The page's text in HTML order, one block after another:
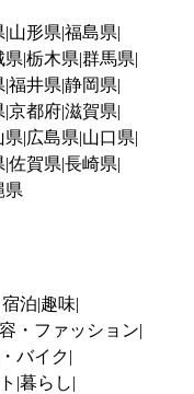
山形県 福島県
県 栃木県 群馬県
福井県 静岡県
京都府滋賀県
県 広島県 山口県
佐賀県 長崎県
県
泊 趣味
・ファッション
バイク
暮らし